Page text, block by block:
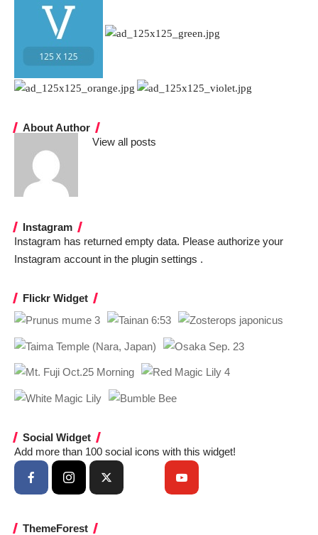
About Author
View all posts
Instagram
Instagram has returned empty data. Please authorize your
Instagram account in the plugin settings .
Flickr Widget
Social Widget
Add more than 100 social icons with this widget!
ThemeForest